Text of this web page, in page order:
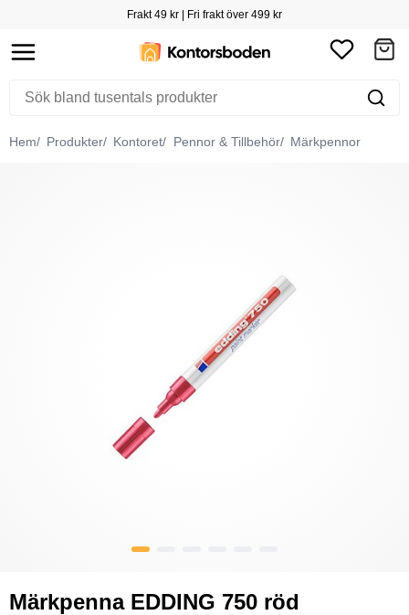
Frakt 49 kr | Fri frakt över 499 kr
Hem Produkter Kontoret Pennor & Tillbehör Märkpennor
Märkpenna EDDING 750 röd